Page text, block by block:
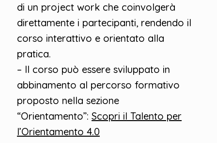
di un project work che coinvolgerà
direttamente i partecipanti, rendendo il
corso interattivo e orientato alla
pratica.
– Il corso può essere sviluppato in
abbinamento al percorso formativo
proposto nella sezione
“Orientamento”: Scopri il Talento per
l’Orientamento 4.0